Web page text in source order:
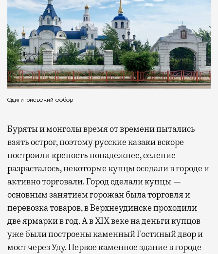
Одигитриевский собор
Буряты и монголы время от времени пытались
взять острог, поэтому русские казаки вскоре
построили крепость понадежнее, селение
разрасталось, некоторые купцы оседали в городе и
активно торговали. Город сделали купцы —
основным занятием горожан была торговля и
перевозка товаров, в Верхнеудинске проходили
две ярмарки в год. А в XIX веке на деньги купцов
уже были построены каменный Гостиный двор и
мост через Уду. Первое каменное здание в городе